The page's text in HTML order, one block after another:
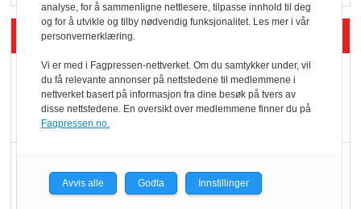
Siste artikler - Økologisk
Kolonihagens norske
yoghurt: Trues av
Marit Kolby vant
Økologisk Norge sin
analyse, for å sammenligne nettlesere, tilpasse innhold til deg
og for å utvikle og tilby nødvendig funksjonalitet. Les mer i vår
personvernerklæring.
Vi er med i Fagpressen-nettverket. Om du samtykker under, vil
du få relevante annonser på nettstedene til medlemmene i
nettverket basert på informasjon fra dine besøk på tvers av
disse nettstedene. En oversikt over medlemmene finner du på
Fagpressen.no.
Avvis alle Godta Innstillinger